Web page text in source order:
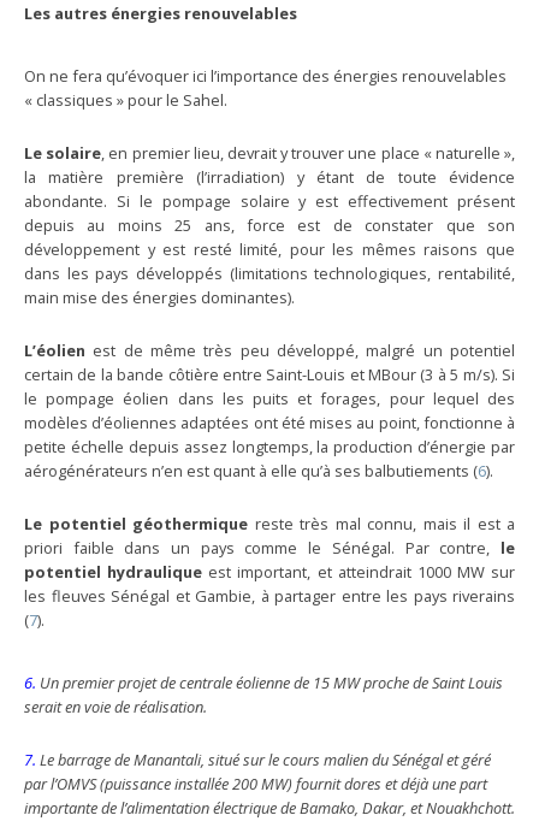
Les autres énergies renouvelables
On ne fera qu’évoquer ici l’importance des énergies renouvelables
« classiques » pour le Sahel.
Le solaire, en premier lieu, devrait y trouver une place « naturelle »,
la matière première (l’irradiation) y étant de toute évidence
abondante. Si le pompage solaire y est effectivement présent
depuis au moins 25 ans, force est de constater que son
développement y est resté limité, pour les mêmes raisons que
dans les pays développés (limitations technologiques, rentabilité,
main mise des énergies dominantes).
L’éolien est de même très peu développé, malgré un potentiel
certain de la bande côtière entre Saint-Louis et MBour (3 à 5 m/s). Si
le pompage éolien dans les puits et forages, pour lequel des
modèles d’éoliennes adaptées ont été mises au point, fonctionne à
petite échelle depuis assez longtemps, la production d’énergie par
aérogénérateurs n’en est quant à elle qu’à ses balbutiements (6).
Le potentiel géothermique reste très mal connu, mais il est a
priori faible dans un pays comme le Sénégal. Par contre, le
potentiel hydraulique est important, et atteindrait 1000 MW sur
les fleuves Sénégal et Gambie, à partager entre les pays riverains
(7).
6. Un premier projet de centrale éolienne de 15 MW proche de Saint Louis
serait en voie de réalisation.
7. Le barrage de Manantali, situé sur le cours malien du Sénégal et géré
par l’OMVS (puissance installée 200 MW) fournit dores et déjà une part
importante de l’alimentation électrique de Bamako, Dakar, et Nouakhchott.